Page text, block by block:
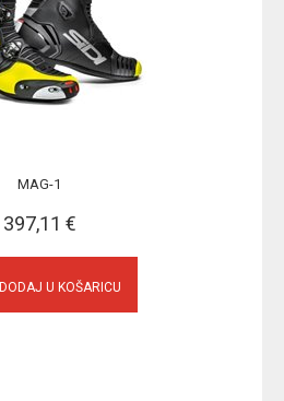
MAG-1
397,11 €
DODAJ U KOŠARICU